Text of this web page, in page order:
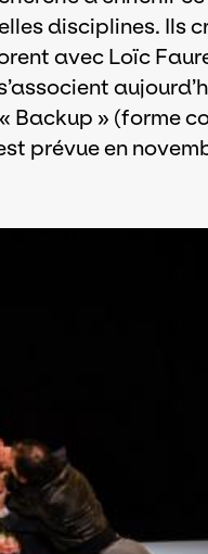
disciplines. Ils
avec Loïc
» (forme
prévue en